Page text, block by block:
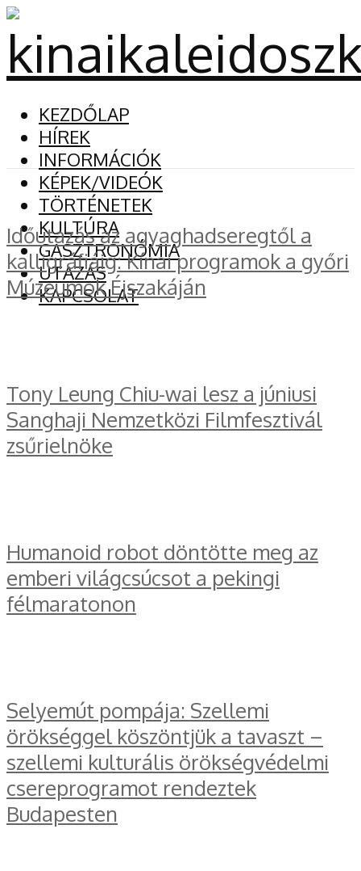
KEZDŐLAP
HÍREK
INFORMÁCIÓK
KÉPEK/VIDEÓK
TÖRTÉNETEK
KULTÚRA
GASZTRONÓMIA
UTAZÁS
KAPCSOLAT
Időutazás az agyaghadseregtől a
kalligráfiáig: Kínai programok a győri
Múzeumok Éjszakáján
Tony Leung Chiu-wai lesz a júniusi
Sanghaji Nemzetközi Filmfesztivál
zsűrielnöke
Humanoid robot döntötte meg az
emberi világcsúcsot a pekingi
félmaratonon
Selyemút pompája: Szellemi
örökséggel köszöntjük a tavaszt –
szellemi kulturális örökségvédelmi
csereprogramot rendeztek
Budapesten